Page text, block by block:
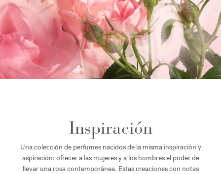
Inspiración
Una colección de perfumes nacidos de la misma inspiración y
aspiración: ofrecer a las mujeres y a los hombres el poder de
llevar una rosa contemporánea. Estas creaciones con notas